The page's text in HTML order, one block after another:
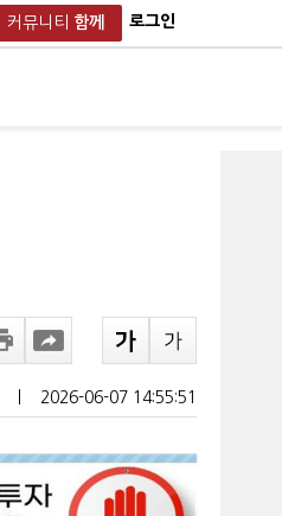
커뮤니티 함께 로그인
2026-06-07 14:55:51